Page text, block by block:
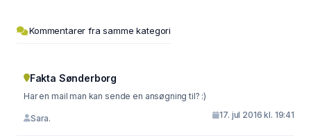
Kommentarer fra samme kategori
Fakta Sønderborg
Har en mail man kan sende en ansøgning til? :)
Sara. 17. jul 2016 kl. 19:41